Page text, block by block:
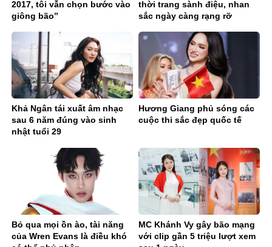
2017, tôi vẫn chọn bước vào
giông bão”
thời trang sành điệu, nhan
sắc ngày càng rạng rỡ
Khả Ngân tái xuất âm nhạc
sau 6 năm đúng vào sinh
nhật tuổi 29
Hương Giang phủ sóng các
cuộc thi sắc đẹp quốc tế
Bỏ qua mọi ồn ào, tài năng
của Wren Evans là điều khó
MC Khánh Vy gây bão mạng
với clip gần 5 triệu lượt xem